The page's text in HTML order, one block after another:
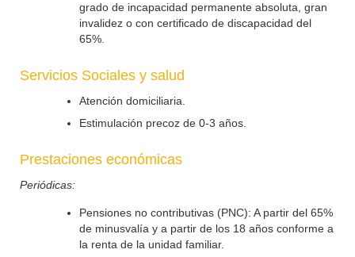
grado de incapacidad permanente absoluta, gran
invalidez o con certificado de discapacidad del
65%.
Servicios Sociales y salud
Atención domiciliaria.
Estimulación precoz de 0-3 años.
Prestaciones económicas
Periódicas:
Pensiones no contributivas (PNC): A partir del 65%
de minusvalía y a partir de los 18 años conforme a
la renta de la unidad familiar.